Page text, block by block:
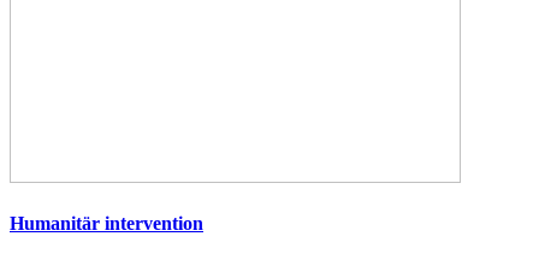
Humanitär intervention